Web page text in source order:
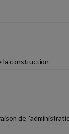
la construction
de